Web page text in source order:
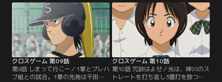
け、バッティングピッチャーとして
1軍の練習に連れてくる。青葉が酷
使されていることを聞き、1軍の練
習場に向かった光、赤石、中西は、
大門に事実上の宣戦布告をして…。
【提供：バンダイチャンネル】
1軍の実力、周りからの期待にプレ
ッシャーを感じた光は、青葉に会い
にいく。光の投球を受け、意見を求
められた青葉は、「まぁまぁ」と答
えるのだった…。【提供：バンダイ
チャンネル】
クロスゲーム 第09話
第9話 しまって行こー／1軍とプレハ
ブ組との試合。1軍の先発は千田。
クロスゲーム 第10話
第10話 冗談はよせ／光は、神川のス
トレートを打ち返し3塁打を放つも